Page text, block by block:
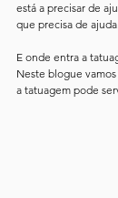
está a precisar de
que precisa de ajuda.
E onde entra a
Neste blogue
a tatuagem pode